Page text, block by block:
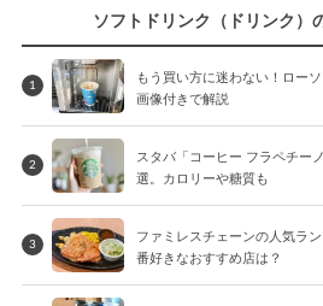
ソフトドリンク（ドリンク）
1
もう買い方に迷わない！ロー
画像付きで解説
2
スタバ「コーヒー フラペチー
選。カロリーや糖質も
3
ファミレスチェーンの人気ラ
番好きなおすすめ店は？